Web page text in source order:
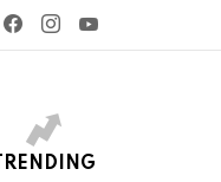
facebookinstagram
TRENDING